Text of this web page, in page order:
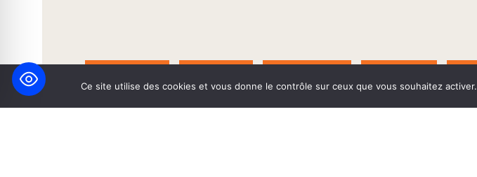
Ce site utilise des cookies et vous donne le contrôle sur ceux que vous souhaitez activer.